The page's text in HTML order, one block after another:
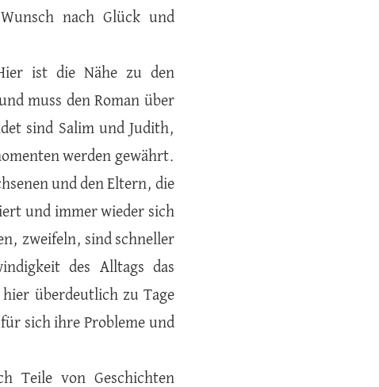
nach Glück und
ist die Nähe zu den
muss den Roman über
sind Salim und Judith,
werden gewährt.
und den Eltern, die
und immer wieder sich
zweifeln, sind schneller
des Alltags das
überdeutlich zu Tage
sich ihre Probleme und
Teile von Geschichten